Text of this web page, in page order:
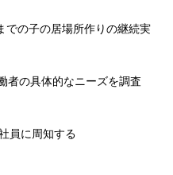
の子の居場所作りの継続実
の具体的なニーズを調査
員に周知する